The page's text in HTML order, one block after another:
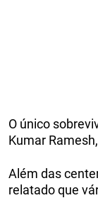
O único
Kumar
Além das
relatado que